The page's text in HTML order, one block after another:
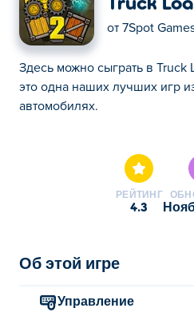
от 7Spot
Здесь можно сыграть в Truck
это одна наших лучших игр
автомобилях.
РЕЙТИНГ
4.3
Об этой игре
Управление